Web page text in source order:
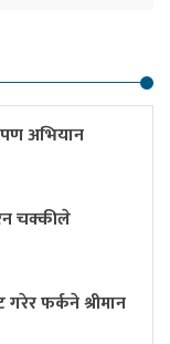
अभियान
चक्कीले
फर्कने श्रीमान